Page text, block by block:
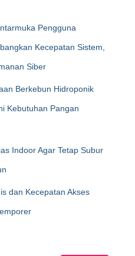
Pengguna
Kecepatan Sistem,
Siber
Berkebun Hidroponik
Kebutuhan Pangan
Indoor Agar Tetap Subur
dan Kecepatan Akses